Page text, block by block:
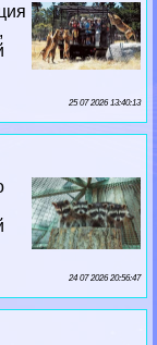
25 07 2026 13:40:13
24 07 2026 20:56:47